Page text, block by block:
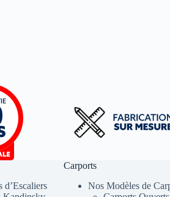
d’Escaliers
Carports
Nos Modèles de